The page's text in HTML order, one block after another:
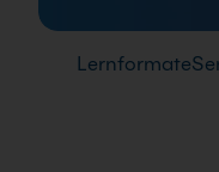
Lernformate